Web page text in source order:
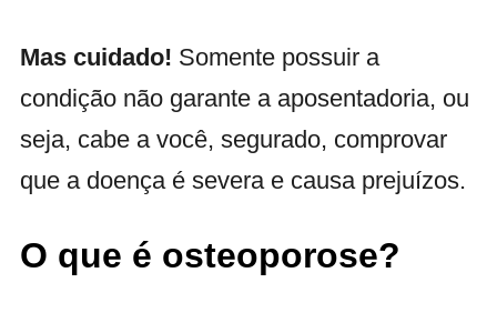
Mas cuidado! Somente possuir a
condição não garante a aposentadoria, ou
seja, cabe a você, segurado, comprovar
que a doença é severa e causa prejuízos.
O que é osteoporose?